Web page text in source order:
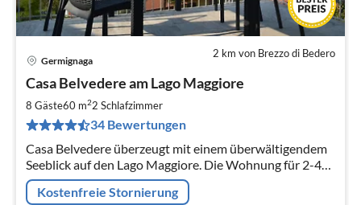
2 km von Brezzo di Bedero
Germignaga
Casa Belvedere am Lago Maggiore
8 Gäste60 m22 Schlafzimmer
34 Bewertungen
Casa Belvedere überzeugt mit einem überwältigendem
Seeblick auf den Lago Maggiore. Die Wohnung für 2-4
Personen ist modern ausgestattet, frisch renoviert und
in ruhiger Lage.
Kostenfreie Stornierung